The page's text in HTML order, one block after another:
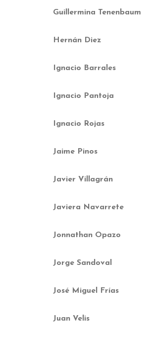
Guillermina Tenenbaum
Hernán Diez
Ignacio Barrales
Ignacio Pantoja
Ignacio Rojas
Jaime Pinos
Javier Villagrán
Javiera Navarrete
Jonnathan Opazo
Jorge Sandoval
José Miguel Frías
Juan Velis